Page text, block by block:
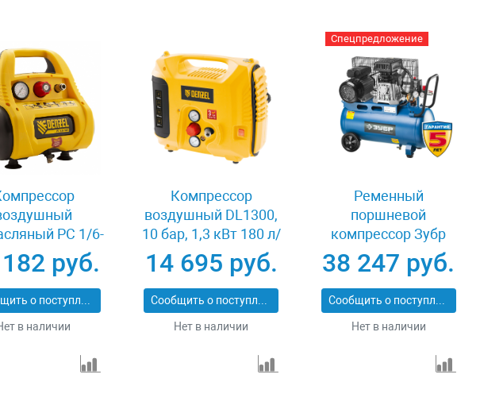
РС 1/6-
1 кВт, 180 л/
л Denzel 58057
руб.
Сообщить о поступлении
в наличии
Компрессор
воздушный DL1300,
10 бар, 1,3 кВт 180 л/
мин 5 л, с набором
аксессуаров Denzel
58011
14 695 руб.
Сообщить о поступлении
Нет в наличии
Спецпредложение
Ременный
поршневой
компрессор Зубр
ЭКСПЕРТ ЗКПМ-360-
50-Р-2.2
38 247 руб.
Сообщить о поступлении
Нет в наличии